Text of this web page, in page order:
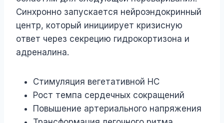
Синхронно запускается нейроэндокринный
центр, который инициирует кризисную
ответ через секрецию гидрокортизона и
адреналина.
Стимуляция вегетативной НС
Рост темпа сердечных сокращений
Повышение артериального напряжения